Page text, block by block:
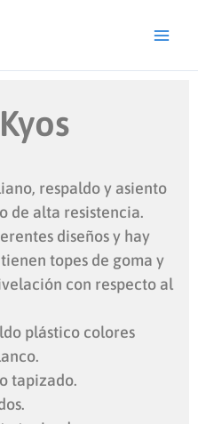
respaldo y asiento
de alta resistencia.
diseños y hay
topes de goma y
con respecto al
plástico colores
tapizado.